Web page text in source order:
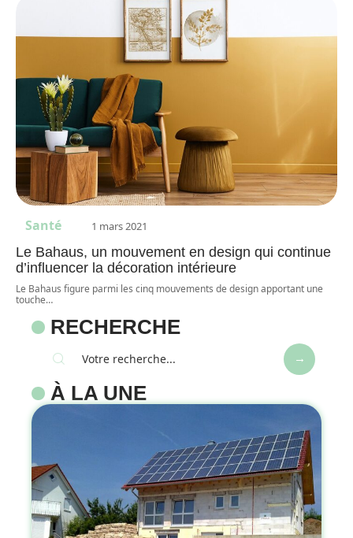
Santé 1 mars 2021
Le Bahaus, un mouvement en design qui continue
d’influencer la décoration intérieure
Le Bahaus figure parmi les cinq mouvements de design apportant une
touche…
RECHERCHE
À LA UNE